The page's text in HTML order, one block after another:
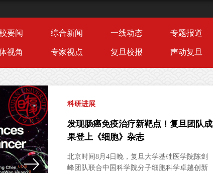
要闻 综合新闻 一线动态 专题报道
视角 专家视点 复旦校报 声动复旦
科研进展
发现肠癌免疫治疗新靶点！复旦团队成
果登上《细胞》杂志
北京时间8月4日晚，复旦大学基础医学院陈剑
峰团队联合中国科学院分子细胞科学卓越创新